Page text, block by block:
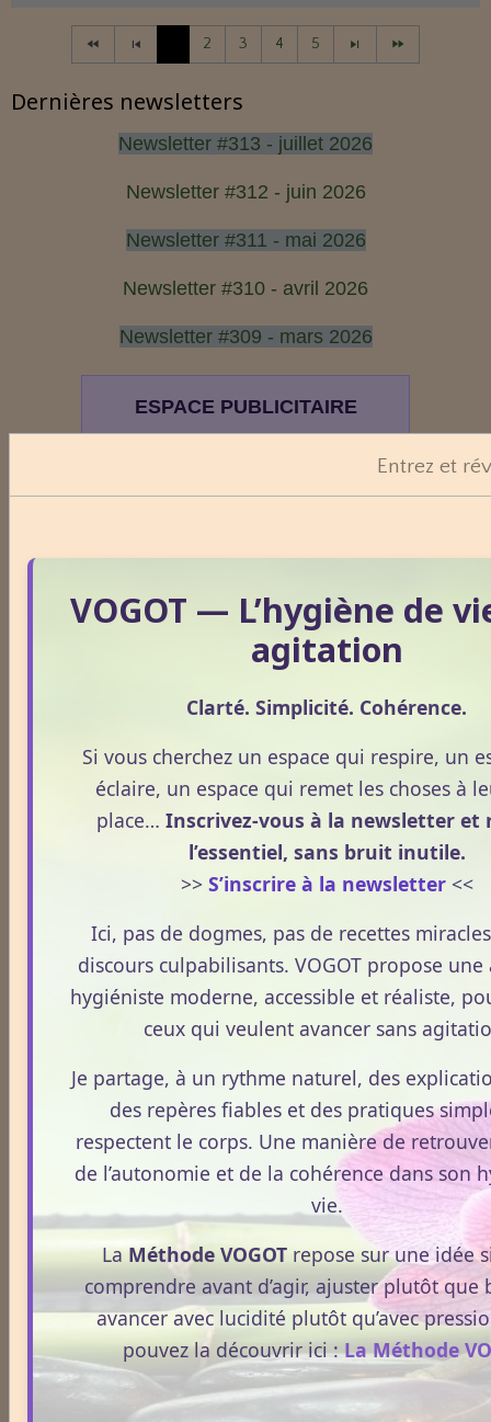
2 3 4 5
Dernières newsletters
Newsletter #313 - juillet 2026
Newsletter #312 - juin 2026
Newsletter #311 - mai 2026
Newsletter #310 - avril 2026
Newsletter #309 - mars 2026
ESPACE PUBLICITAIRE
tarifs.
Dossiers
Le Frêne commun
Le Sens des Maux
Le monde Merveilleux du Thé
Odeurs corporelles et transpiration.
Entrez et
VOGOT — L’hygiène de
agitation
Clarté. Simplicité. Cohérence.
Si vous cherchez un espace qui respire, un
éclaire, un espace qui remet les choses à
place… Inscrivez-vous à la newsletter et
l’essentiel, sans bruit inutile.
>> S’inscrire à la newsletter<<
Ici, pas de dogmes, pas de recettes
discours culpabilisants. VOGOT propose
hygiéniste moderne, accessible et réaliste,
ceux qui veulent avancer sans
Je partage, à un rythme naturel, des
des repères fiables et des pratiques
respectent le corps. Une manière de
de l’autonomie et de la cohérence dans son
vie.
LaMéthode VOGOT repose sur une idée
comprendre avant d’agir, ajuster plutôt que
avancer avec lucidité plutôt qu’avec
pouvez la découvrir ici :La Méthode